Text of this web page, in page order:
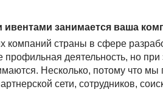
ивентами занимается ваша
компаний страны в сфере
деятельность, но при
Несколько, потому что
сети, сотрудников,